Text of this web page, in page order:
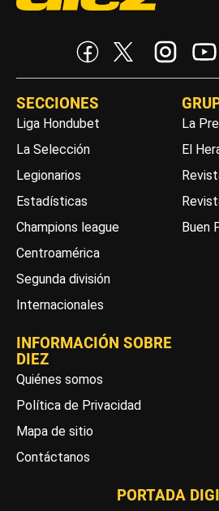
SECCIONES
Liga Hondubet
La Selección
Legionarios
Estadísticas
Champions league
Centroamérica
Segunda división
Internacionales
La
El
Buen
INFORMACIÓN SOBRE
DIEZ
Quiénes somos
Política de Privacidad
Mapa de sitio
Contáctanos
PORTADA